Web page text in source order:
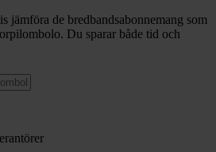
jämföra de bredbandsabonnemang som
Du sparar både tid och